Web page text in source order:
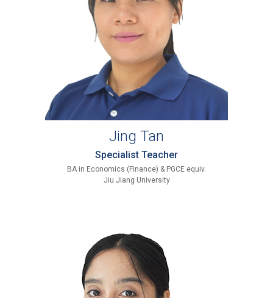
Jing Tan
Specialist Teacher
BA in Economics (Finance) & PGCE equiv.
Jiu Jiang University